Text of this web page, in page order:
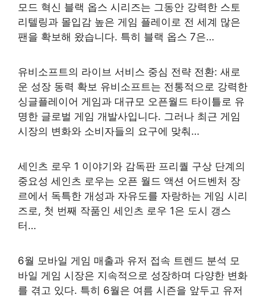
모드 혁신 블랙 옵스 시리즈는 그동안 강력한 스토
리텔링과 몰입감 높은 게임 플레이로 전 세계 많은
팬을 확보해 왔습니다. 특히 블랙 옵스 7은…
유비소프트의 라이브 서비스 중심 전략 전환: 새로
운 성장 동력 확보 유비소프트는 전통적으로 강력한
싱글플레이어 게임과 대규모 오픈월드 타이틀로 유
명한 글로벌 게임 개발사입니다. 그러나 최근 게임
시장의 변화와 소비자들의 요구에 맞춰…
세인츠 로우 1 이야기와 감독판 프리퀄 구상 단계의
중요성 세인츠 로우는 오픈 월드 액션 어드벤처 장
르에서 독특한 개성과 자유도를 자랑하는 게임 시리
즈로, 첫 번째 작품인 세인츠 로우 1은 도시 갱스
터…
6월 모바일 게임 매출과 유저 접속 트렌드 분석 모
바일 게임 시장은 지속적으로 성장하며 다양한 변화
를 겪고 있다. 특히 6월은 여름 시즌을 앞두고 유저